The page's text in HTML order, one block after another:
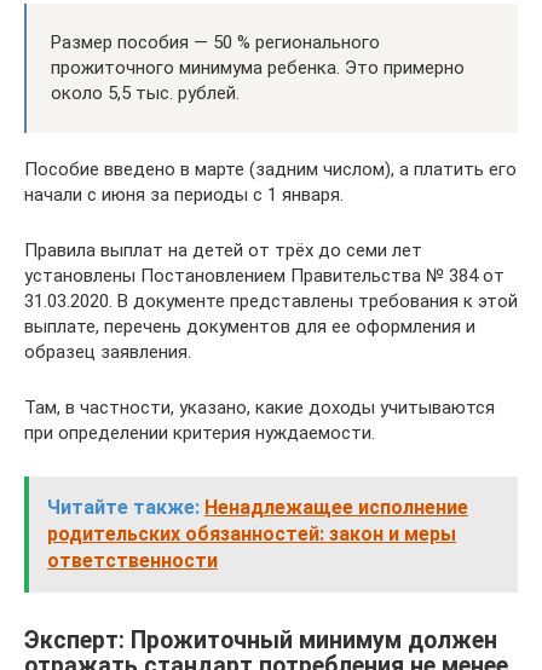
Размер пособия — 50 % регионального
прожиточного минимума ребенка. Это примерно
около 5,5 тыс. рублей.
Пособие введено в марте (задним числом), а платить его
начали с июня за периоды с 1 января.
Правила выплат на детей от трёх до семи лет
установлены Постановлением Правительства № 384 от
31.03.2020. В документе представлены требования к этой
выплате, перечень документов для ее оформления и
образец заявления.
Там, в частности, указано, какие доходы учитываются
при определении критерия нуждаемости.
Читайте также: Ненадлежащее исполнение
родительских обязанностей: закон и меры
ответственности
Эксперт: Прожиточный минимум должен